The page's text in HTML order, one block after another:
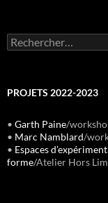
Rechercher :
PROJETS 2022-2023
• Garth Paine/
• Marc Namblard/
• Espaces
forme/Atelier Hors